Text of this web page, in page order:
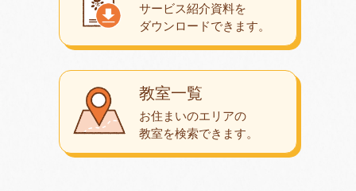
教室一覧
お住まいのエリアの
教室を検索できます。
サービス紹介資料を
ダウンロードできます。